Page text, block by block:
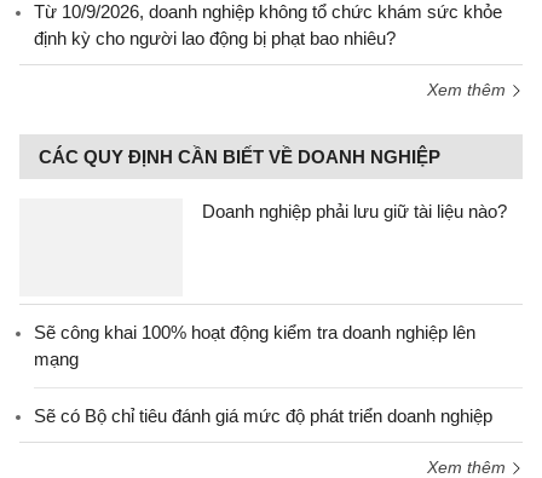
Từ 10/9/2026, doanh nghiệp không tổ chức khám sức khỏe
định kỳ cho người lao động bị phạt bao nhiêu?
Xem thêm
CÁC QUY ĐỊNH CẦN BIẾT VỀ DOANH NGHIỆP
Doanh nghiệp phải lưu giữ tài liệu nào?
Sẽ công khai 100% hoạt động kiểm tra doanh nghiệp lên
mạng
Sẽ có Bộ chỉ tiêu đánh giá mức độ phát triển doanh nghiệp
Xem thêm